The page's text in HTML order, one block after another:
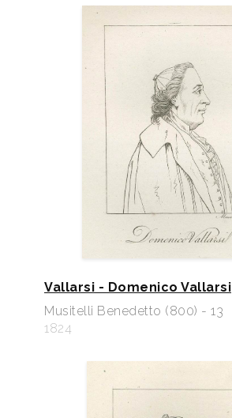
Vallarsi - Domenico Vallarsi
Musitelli Benedetto (800) - 13
1824